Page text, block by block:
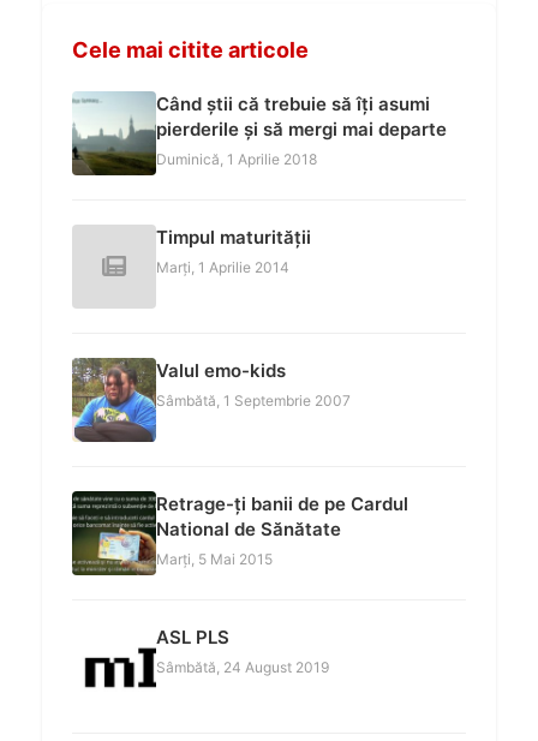
Cele mai citite articole
Când știi că trebuie să îți asumi
pierderile și să mergi mai departe
Duminică, 1 Aprilie 2018
Timpul maturității
Marți, 1 Aprilie 2014
Valul emo-kids
Sâmbătă, 1 Septembrie 2007
Retrage-ți banii de pe Cardul
National de Sănătate
Marți, 5 Mai 2015
ASL PLS
Sâmbătă, 24 August 2019